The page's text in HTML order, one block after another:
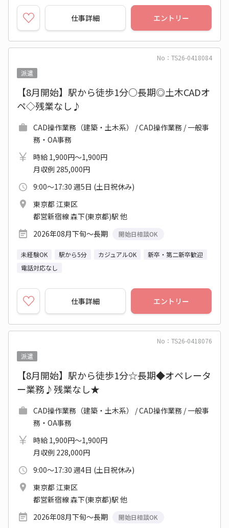
仕事詳細 エントリー
No：TS26-0418084
派遣
【8月開始】駅から徒歩1分○長期◎土木CADオ
ペ◇残業なし♪
CAD操作業務（建築・土木系） / CAD操作業務 / 一般事
務・OA事務
時給 1,900円～1,900円
月収例 285,000円
9:00～17:30 週5日 (土日祝休み)
東京都 江東区
都営新宿線 森下(東京都)駅 他
2026年08月下旬～長期
開始日相談OK
未経験OK 駅から5分 カジュアルOK
新卒・第二新卒歓迎
電話対応なし
仕事詳細 エントリー
No：TS26-0418076
派遣
【8月開始】駅から徒歩1分☆長期◆オペレータ
ー業務♪残業なし★
CAD操作業務（建築・土木系） / CAD操作業務 / 一般事
務・OA事務
時給 1,900円～1,900円
月収例 228,000円
9:00～17:30 週4日 (土日祝休み)
東京都 江東区
都営新宿線 森下(東京都)駅 他
2026年08月下旬～長期
開始日相談OK